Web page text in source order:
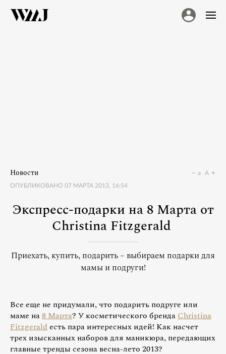
Новости
ОПУБЛИКОВАНО 07 МАРТА 2013, 16:54
a A
Экспресс-подарки на 8 Марта от
Christina Fitzgerald
Приехать, купить, подарить – выбираем подарки для
мамы и подруги!
Все еще не придумали, что подарить подруге или
маме на8 Марта? У косметического брендаChristina
Fitzgeraldесть пара интересных идей! Как насчет
трех изысканных наборов для маникюра, передающих
главные тренды сезона весна-лето 2013?